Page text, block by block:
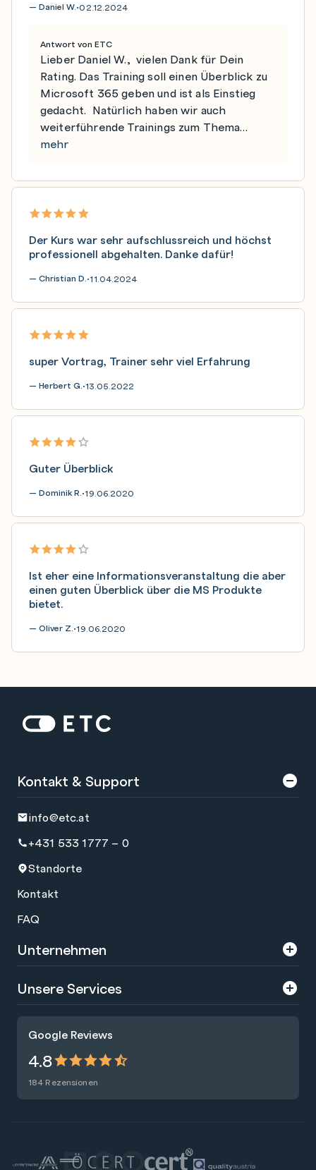
— Daniel W. •02.12.2024
Antwort von ETC
Lieber Daniel W., vielen Dank für Dein
Rating. Das Training soll einen Überblick zu
Microsoft 365 geben und ist als Einstieg
gedacht. Natürlich haben wir auch
weiterführende Trainings zum Thema…
mehr
Der Kurs war sehr aufschlussreich und höchst
professionell abgehalten. Danke dafür!
— Christian D. •11.04.2024
super Vortrag, Trainer sehr viel Erfahrung
— Herbert G. •13.05.2022
Guter Überblick
— Dominik R. •19.06.2020
Ist eher eine Informationsveranstaltung die aber
einen guten Überblick über die MS Produkte
bietet.
— Oliver Z. •19.06.2020
Startseite: ETC
Google Reviews
4.8
184 Rezensionen
Kontakt & Support
info@etc.at
+431 533 1777 – 0
Standorte
Kontakt
FAQ
Unternehmen
Über uns
Presse
Nachhaltigkeit
Blog
Unsere Services
Raummiete